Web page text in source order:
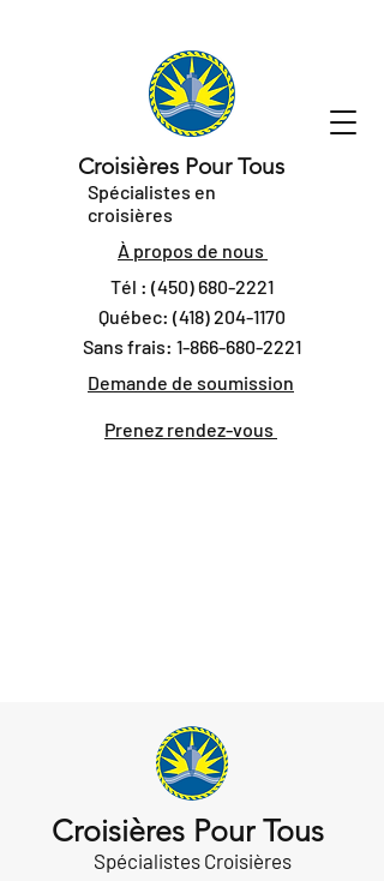
Croisières Pour Tous
Spécialistes en
croisières
À propos de nous
Tél : (450) 680-2221
Québec: (418) 204-1170
Sans frais: 1-866-680-2221
Demande de soumission
Prenez rendez-vous
Croisières Pour Tous
Spécialistes Croisières